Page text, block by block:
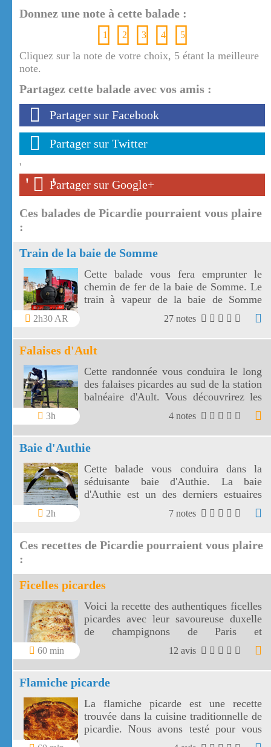
Donnez une note à cette balade :
1 2 3 4 5
Cliquez sur la note de votre choix, 5 étant la meilleure
note.
Partagez cette balade avec vos amis :
Partager sur Facebook
Partager sur Twitter
'
' '
Partager sur Google+
Ces balades de Picardie pourraient vous plaire
:
Train de la baie de Somme
2h30 AR
Cette balade vous fera emprunter le
chemin de fer de la baie de Somme. Le
train à vapeur de la baie de Somme
vous conduira de Saint Valery sur
Somme au Crotoy.
27 notes
Falaises d'Ault
3h
Cette randonnée vous conduira le long
des falaises picardes au sud de la station
balnéaire d'Ault. Vous découvrirez les
falaises de craie blanche vues d'en haut
4 notes
Baie d'Authie
2h
Cette balade vous conduira dans la
séduisante baie d'Authie. La baie
d'Authie est un des derniers estuaires
7 notes
Ces recettes de Picardie pourraient vous plaire
:
Ficelles picardes
60 min
Voici la recette des authentiques ficelles
picardes avec leur savoureuse duxelle
de champignons de Paris et
échalotes.Les ficelles picardes sont le
repas idéal de vos soirées d'hiver!
12 avis
Flamiche picarde
La flamiche picarde est une recette
trouvée dans la cuisine traditionnelle de
picardie. Nous avons testé pour vous
cette flamiche picarde.